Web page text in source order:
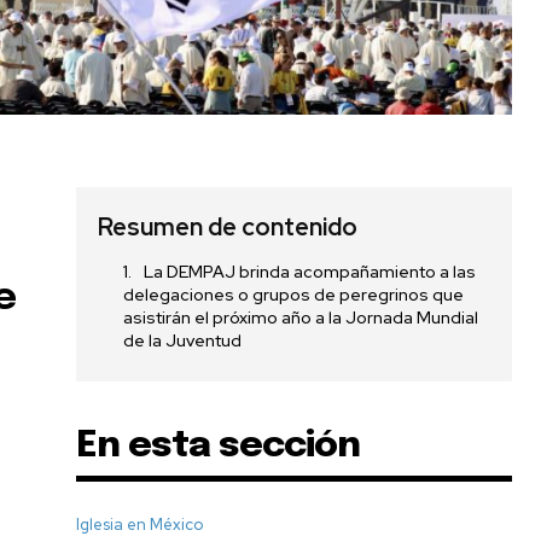
Resumen de contenido
La DEMPAJ brinda acompañamiento a las
delegaciones o grupos de peregrinos que
asistirán el próximo año a la Jornada Mundial
de la Juventud
En esta sección
Iglesia en México